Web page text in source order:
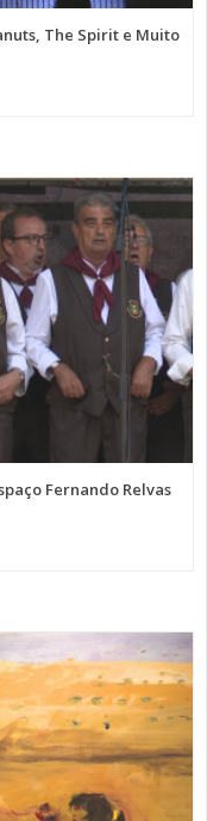
The Spirit e Muito
Fernando Relvas